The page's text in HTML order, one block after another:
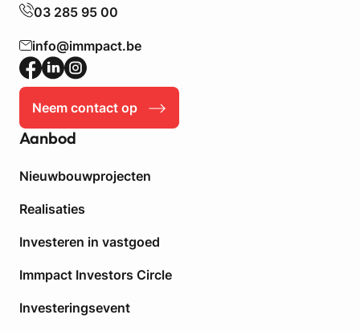
(
e
l
f
s
a
d
g
–
e
i
03 285 95 00
info@immpact.be
Neem contact op
Aanbod
Nieuwbouwprojecten
Realisaties
Investeren in vastgoed
Immpact Investors Circle
Investeringsevent